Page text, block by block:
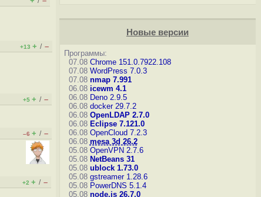
+13 + / –
+5 + / –
–6 + / –
+2 + / –
Новые версии
Программы:
07.08 Chrome 151.0.7922.108
07.08 WordPress 7.0.3
07.08 nmap 7.991
06.08 icewm 4.1
06.08 Deno 2.9.5
06.08 docker 29.7.2
06.08 OpenLDAP 2.7.0
06.08 Eclipse 7.121.0
06.08 OpenCloud 7.2.3
06.08 mesa 3d 26.2
05.08 OpenVPN 2.7.6
05.08 NetBeans 31
05.08 ublock 1.73.0
05.08 gstreamer 1.28.6
05.08 PowerDNS 5.1.4
05.08 node.js 26.7.0